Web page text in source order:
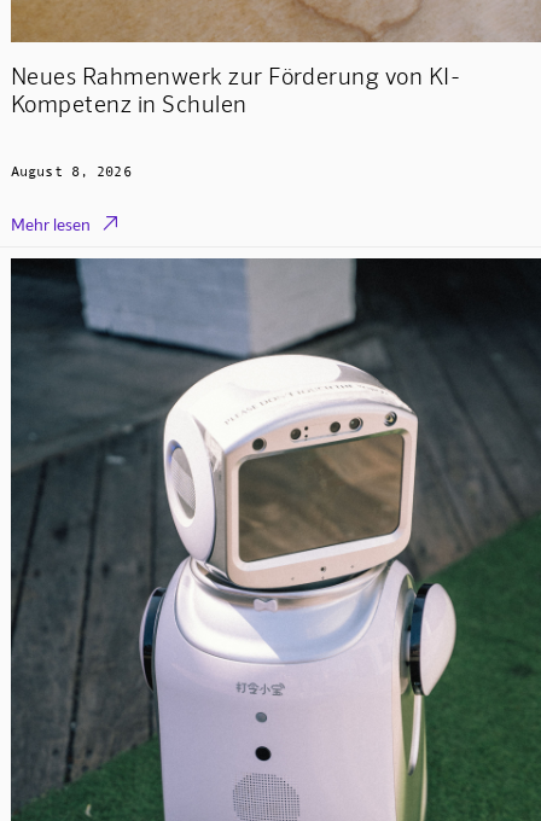
Neues Rahmenwerk zur Förderung von KI-
Kompetenz in Schulen
August 8, 2026
Mehr lesen 